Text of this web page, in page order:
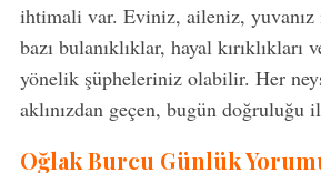
ihtimali var. Eviniz, aileniz,
bazı bulanıklıklar, hayal kırıklıkları
yönelik şüpheleriniz olabilir. Her
aklınızdan geçen, bugün doğruluğu
Oğlak Burcu Günlük
h
f
o
r